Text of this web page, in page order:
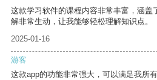
这款学习软件的课程内容非常丰富，涵盖
解非常生动，让我能够轻松理解知识点。
2025-01-16
游客
这款app的功能非常强大，可以满足我所